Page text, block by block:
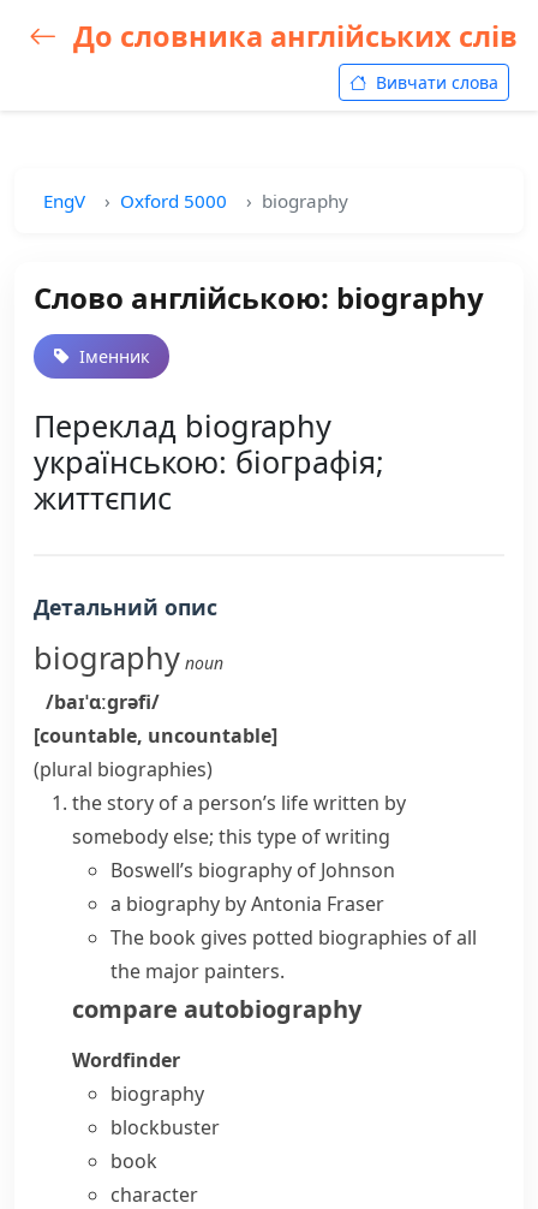
До словника англійських слів
Вивчати слова
EngV Oxford 5000 biography
Слово англійською: biography
Іменник
Переклад biography
українською: біографія;
життєпис
Детальний опис
biography noun
/baɪˈɑːɡrəfi/
[countable, uncountable]
(plural biographies)
the story of a person’s life written by
somebody else; this type of writing
Boswell’s biography of Johnson
a biography by Antonia Fraser
The book gives potted biographies of all
the major painters.
compare autobiography
Wordfinder
biography
blockbuster
book
character